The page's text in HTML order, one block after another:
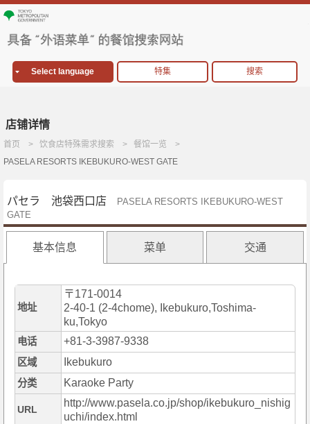
Select language 特集 搜索
店铺详情
首页 饮食店特殊需求搜索
餐馆一览
PASELA RESORTS IKEBUKURO-WEST GATE
パセラ 池袋西口店
PASELA RESORTS IKEBUKURO-WEST
GATE
基本信息 菜单 交通
地址
〒171-0014
2-40-1 (2-4chome), Ikebukuro,Toshima-
ku,Tokyo
电话 +81-3-3987-9338
区域 Ikebukuro
分类 Karaoke Party
URL
http://www.pasela.co.jp/shop/ikebukuro_nishig
uchi/index.html